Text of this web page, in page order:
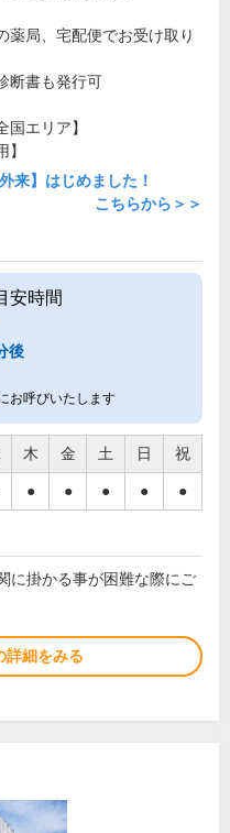
薬局、宅配便でお受け取り
断書も発行可
国エリア】
】
来】はじめました！
こちらから＞＞
安時間
後
お呼びいたします
木 金 土 日 祝
● ● ● ● ●
に掛かる事が困難な際にご
詳細をみる